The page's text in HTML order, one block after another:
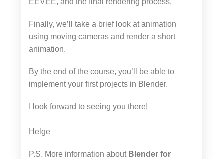
EEVEE, and the final rendering process.
Finally, we’ll take a brief look at animation
using moving cameras and render a short
animation.
By the end of the course, you’ll be able to
implement your first projects in Blender.
I look forward to seeing you there!
Helge
P.S. More information about Blender for